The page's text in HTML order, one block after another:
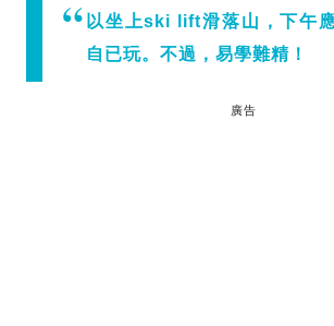
以坐上ski lift滑落山，下午
自已玩。不過，易學難精！
廣告